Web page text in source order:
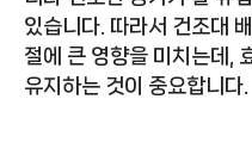
있습니다. 따라서 건조대
절에 큰 영향을 미치는데,
유지하는 것이 중요합니다.